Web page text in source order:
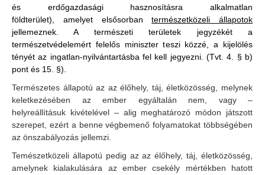
és erdőgazdasági hasznosításra alkalmatlan
földterület), amelyet elsősorbantermészetközeli állapotok
jellemeznek. A természeti területek jegyzékét a
természetvédelemért felelős miniszter teszi közzé, a kijelölés
tényét az ingatlan-nyilvántartásba fel kell jegyezni. (Tvt. 4. § b)
pont és 15. §).
Természetes állapotú az az élőhely, táj, életközösség, melynek
keletkezésében az ember egyáltalán nem, vagy –
helyreállításuk kivételével – alig meghatározó módon játszott
szerepet, ezért a benne végbemenő folyamatokat többségében
az önszabályozás jellemzi.
Temészetközeli állapotú pedig az az élőhely, táj, életközösség,
amelynek kialakulására az ember csekély mértékben hatott